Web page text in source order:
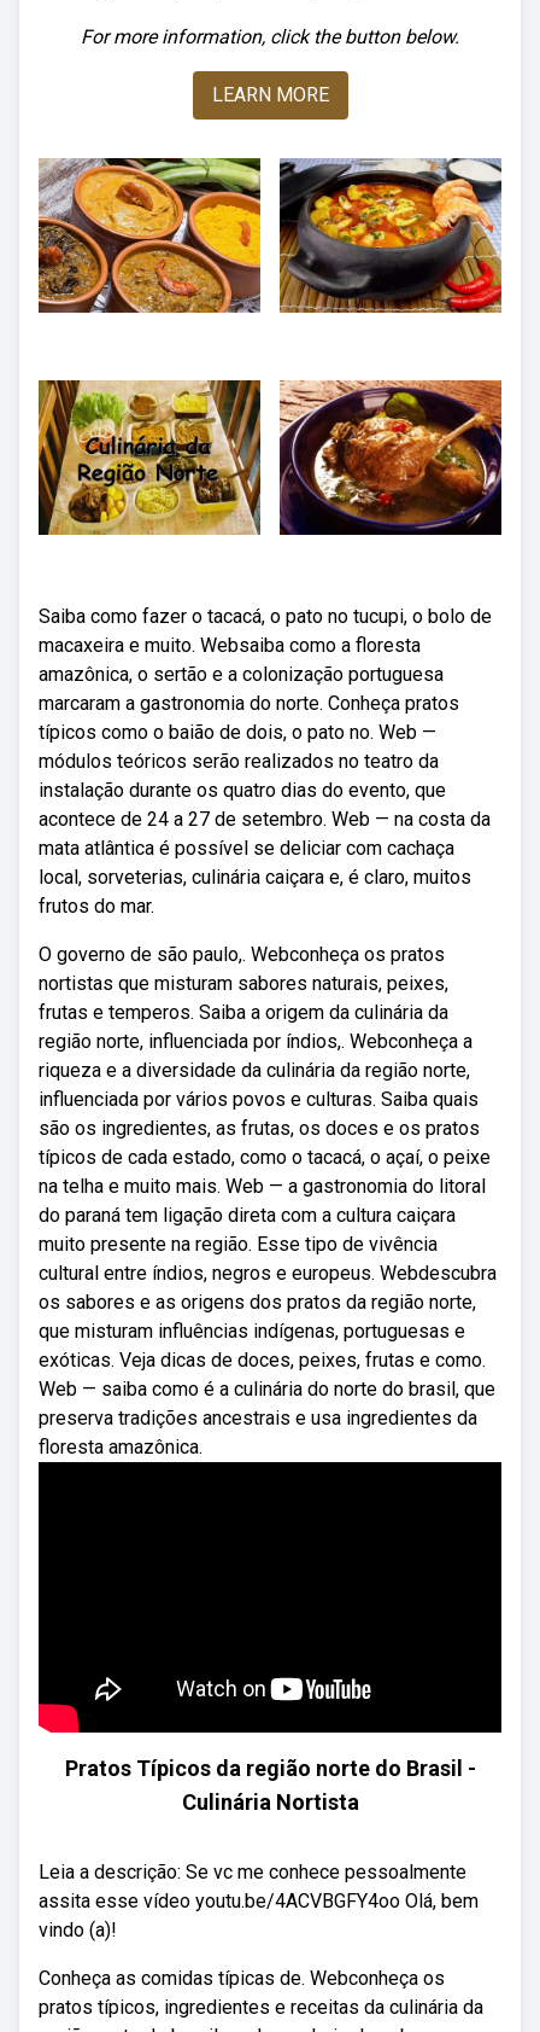
For more information, click the button below.
LEARN MORE
Saiba como fazer o tacacá, o pato no tucupi, o bolo de
macaxeira e muito. Websaiba como a floresta
amazônica, o sertão e a colonização portuguesa
marcaram a gastronomia do norte. Conheça pratos
típicos como o baião de dois, o pato no. Web —
módulos teóricos serão realizados no teatro da
instalação durante os quatro dias do evento, que
acontece de 24 a 27 de setembro. Web — na costa da
mata atlântica é possível se deliciar com cachaça
local, sorveterias, culinária caiçara e, é claro, muitos
frutos do mar.
O governo de são paulo,. Webconheça os pratos
nortistas que misturam sabores naturais, peixes,
frutas e temperos. Saiba a origem da culinária da
região norte, influenciada por índios,. Webconheça a
riqueza e a diversidade da culinária da região norte,
influenciada por vários povos e culturas. Saiba quais
são os ingredientes, as frutas, os doces e os pratos
típicos de cada estado, como o tacacá, o açaí, o peixe
na telha e muito mais. Web — a gastronomia do litoral
do paraná tem ligação direta com a cultura caiçara
muito presente na região. Esse tipo de vivência
cultural entre índios, negros e europeus. Webdescubra
os sabores e as origens dos pratos da região norte,
que misturam influências indígenas, portuguesas e
exóticas. Veja dicas de doces, peixes, frutas e como.
Web — saiba como é a culinária do norte do brasil, que
preserva tradições ancestrais e usa ingredientes da
floresta amazônica.
Pratos Típicos da região norte do Brasil -
Culinária Nortista
Leia a descrição: Se vc me conhece pessoalmente
assita esse vídeo youtu.be/4ACVBGFY4oo Olá, bem
vindo (a)!
Conheça as comidas típicas de. Webconheça os
pratos típicos, ingredientes e receitas da culinária da